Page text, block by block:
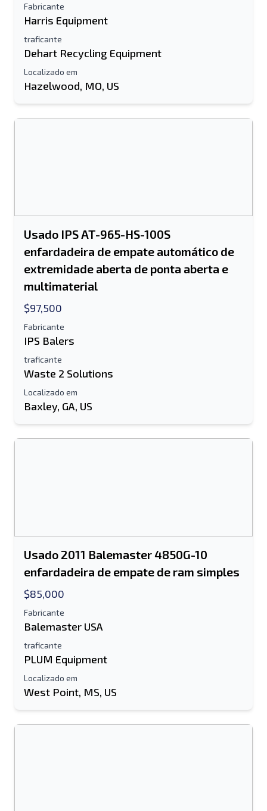
Móvel
Enviar
Fabricante
Harris Equipment
traficante
Dehart Recycling Equipment
Localizado em
Hazelwood, MO, US
Usado IPS AT-965-HS-100S
enfardadeira de empate automático de
extremidade aberta de ponta aberta e
multimaterial
$97,500
Fabricante
IPS Balers
traficante
Waste 2 Solutions
Localizado em
Baxley, GA, US
Usado 2011 Balemaster 4850G-10
enfardadeira de empate de ram simples
$85,000
Fabricante
Balemaster USA
traficante
PLUM Equipment
Localizado em
West Point, MS, US
Seu nome completo
informação adicional